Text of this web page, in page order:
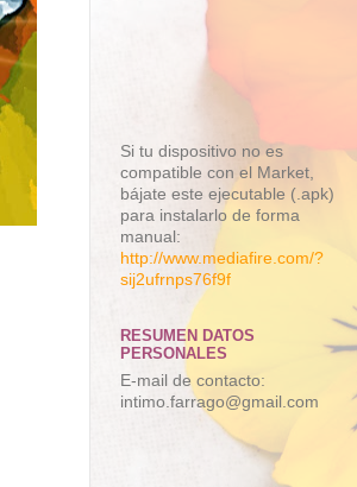
Si tu dispositivo no es
compatible con el Market,
bájate este ejecutable (.apk)
para instalarlo de forma
manual:
http://www.mediafire.com/?
sij2ufrnps76f9f
RESUMEN DATOS
PERSONALES
E-mail de contacto:
intimo.farrago@gmail.com